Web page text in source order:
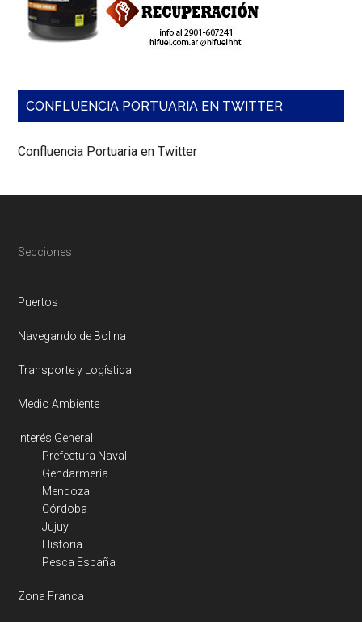
CONFLUENCIA PORTUARIA EN TWITTER
Confluencia Portuaria en Twitter
Footer
Secciones
Puertos
Navegando de Bolina
Transporte y Logística
Medio Ambiente
Interés General
Prefectura Naval
Gendarmería
Mendoza
Córdoba
Jujuy
Historia
Pesca España
Zona Franca